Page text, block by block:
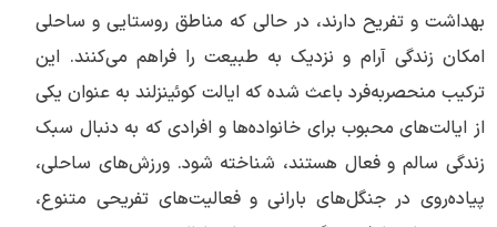
بهداشت و تفریح دارند، در حالی که مناطق روستایی و ساحلی
امکان زندگی آرام و نزدیک به طبیعت را فراهم می‌کنند. این
ترکیب منحصربه‌فرد باعث شده که ایالت کوئینزلند به عنوان یکی
از ایالت‌های محبوب برای خانواده‌ها و افرادی که به دنبال سبک
زندگی سالم و فعال هستند، شناخته شود. ورزش‌های ساحلی،
پیاده‌روی در جنگل‌های بارانی و فعالیت‌های تفریحی متنوع،